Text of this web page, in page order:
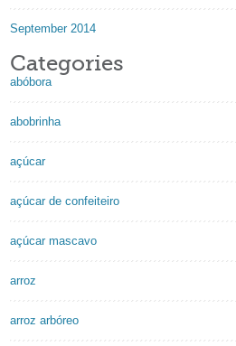
September 2014
Categories
abóbora
abobrinha
açúcar
açúcar de confeiteiro
açúcar mascavo
arroz
arroz arbóreo